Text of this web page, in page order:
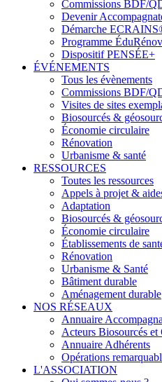
Commissions BDF/
Devenir
Démarche
Programme ÉduRénov
Dispositif PENSÉE+
ÉVÉNEMENTS
Tous les évènements
Commissions BDF/
Visites de sites
Biosourcés &
Économie circulaire
Rénovation
Urbanisme & santé
RESSOURCES
Toutes les ressources
Appels à projet &
Adaptation
Biosourcés &
Économie circulaire
Établissements de
Rénovation
Urbanisme & Santé
Bâtiment durable
Aménagement durable
NOS RÉSEAUX
Annuaire
Acteurs Biosourcés et
Annuaire Adhérents
Opérations
L'ASSOCIATION